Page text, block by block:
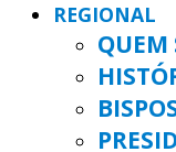
REGIONAL
QUEM